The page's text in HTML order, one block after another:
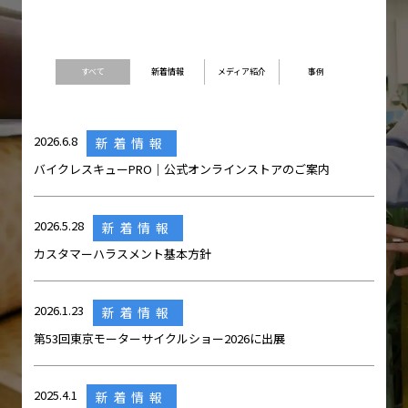
すべて 新着情報 メディア紹介 事例
2026.6.8 新着情報
バイクレスキューPRO｜公式オンラインストアのご案内
2026.5.28 新着情報
カスタマーハラスメント基本方針
2026.1.23 新着情報
第53回東京モーターサイクルショー2026に出展
2025.4.1 新着情報